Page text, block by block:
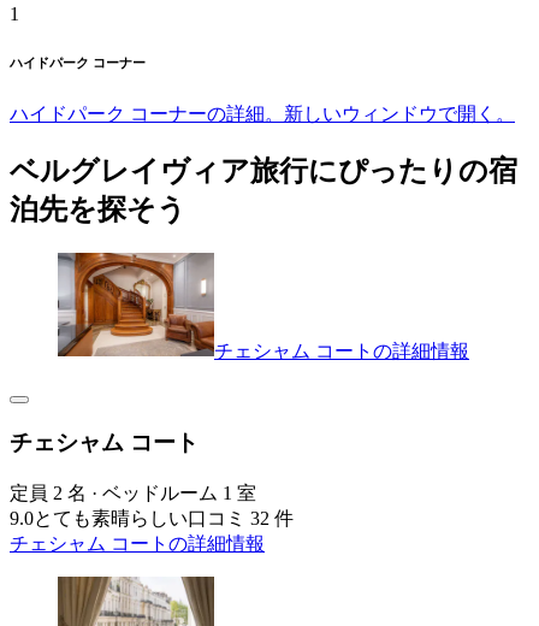
1
ハイドパーク コーナー
ハイドパーク コーナーの詳細。新しいウィンドウで開く。
ベルグレイヴィア旅行にぴったりの宿
泊先を探そう
チェシャム コートの詳細情報
チェシャム コート
定員 2 名 · ベッドルーム 1 室
9.0とても素晴らしい口コミ 32 件
チェシャム コートの詳細情報